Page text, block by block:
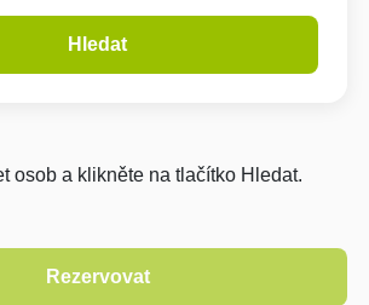
Hledat
osob a klikněte na tlačítko Hledat.